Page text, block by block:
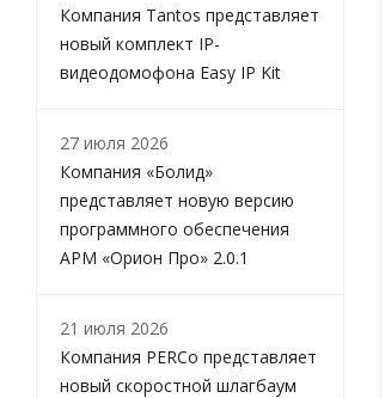
Компания Tantos представляет
новый комплект IP-
видеодомофона Easy IP Kit
27 июля 2026
Компания «Болид»
представляет новую версию
программного обеспечения
АРМ «Орион Про» 2.0.1
21 июля 2026
Компания PERCo представляет
новый скоростной шлагбаум